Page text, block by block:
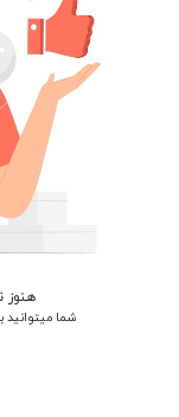
هنوز
شما میتوانید